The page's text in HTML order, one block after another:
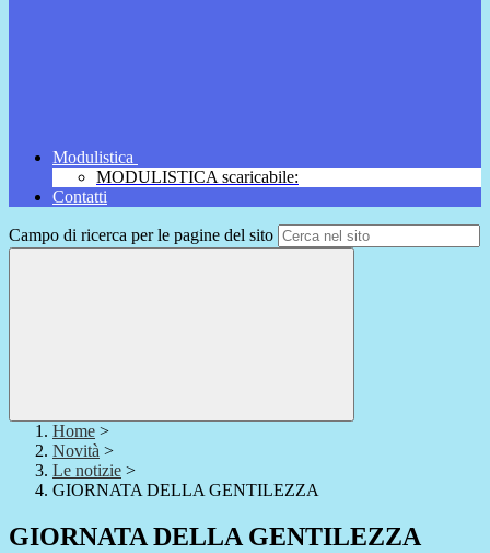
Modulistica
MODULISTICA scaricabile:
Contatti
Campo di ricerca per le pagine del sito
Home >
Novità >
Le notizie >
GIORNATA DELLA GENTILEZZA
GIORNATA DELLA GENTILEZZA